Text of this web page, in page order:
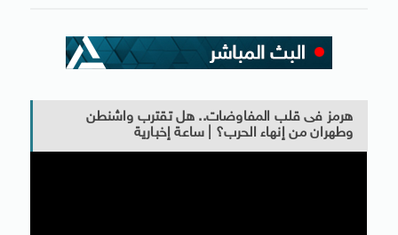
هرمز فى قلب المفاوضات.. هل تقترب واشنطن
وطهران من إنهاء الحرب؟ | ساعة إخبارية